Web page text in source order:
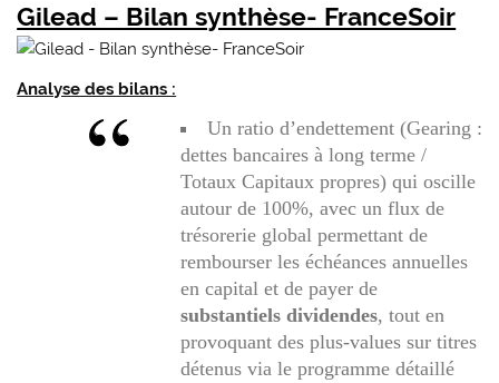
Gilead – Bilan synthèse- FranceSoir
Analyse des bilans :
Un ratio d’endettement (Gearing :
dettes bancaires à long terme /
Totaux Capitaux propres) qui oscille
autour de 100%, avec un flux de
trésorerie global permettant de
rembourser les échéances annuelles
en capital et de payer de
substantiels dividendes, tout en
provoquant des plus-values sur titres
détenus via le programme détaillé